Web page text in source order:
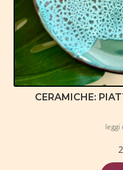
CERAMICHE:
leggi